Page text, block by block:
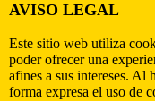
AVISO LEGAL
Este sitio web utiliza
poder ofrecer una
afines a sus intereses. Al
forma expresa el uso de